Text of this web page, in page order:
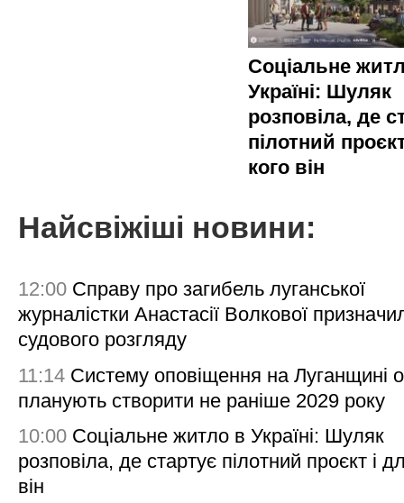
Соціальне
Україні: Шуляк
розповіла, де
пілотний
кого він
Найсвіжіші новини:
12:00 Справу про загибель луганської
журналістки Анастасії Волкової
судового розгляду
11:14 Систему оповіщення на Луганщині
планують створити не раніше 2029 року
10:00 Соціальне житло в Україні: Шуляк
розповіла, де стартує пілотний проєкт і
він